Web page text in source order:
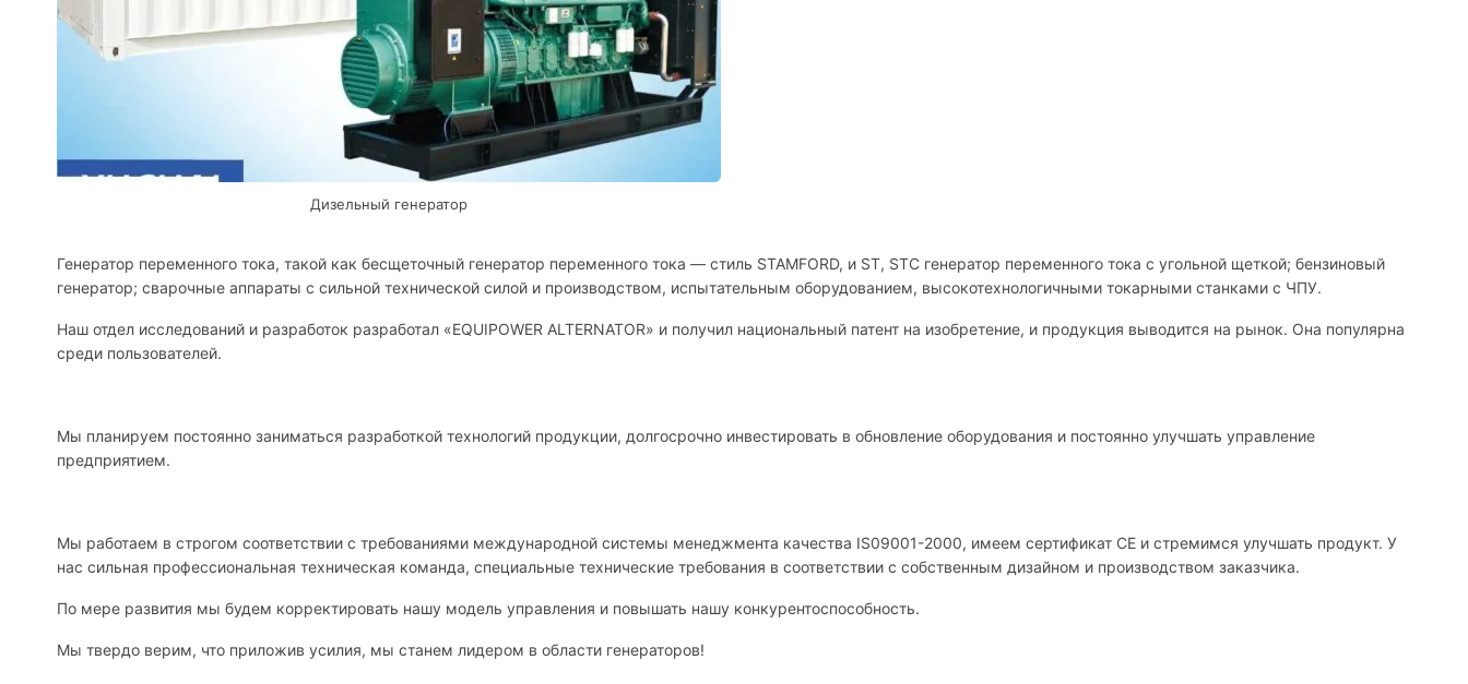
Дизельный генератор
Генератор переменного тока, такой как бесщеточный генератор переменного тока — стиль STAMFORD, и ST, STC генератор переменного тока с угольной щеткой; бензиновый
генератор; сварочные аппараты с сильной технической силой и производством, испытательным оборудованием, высокотехнологичными токарными станками с ЧПУ.
Наш отдел исследований и разработок разработал «EQUIPOWER ALTERNATOR» и получил национальный патент на изобретение, и продукция выводится на рынок. Она популярна
среди пользователей.
Мы планируем постоянно заниматься разработкой технологий продукции, долгосрочно инвестировать в обновление оборудования и постоянно улучшать управление
предприятием.
Мы работаем в строгом соответствии с требованиями международной системы менеджмента качества IS09001-2000, имеем сертификат CE и стремимся улучшать продукт. У
нас сильная профессиональная техническая команда, специальные технические требования в соответствии с собственным дизайном и производством заказчика.
По мере развития мы будем корректировать нашу модель управления и повышать нашу конкурентоспособность.
Мы твердо верим, что приложив усилия, мы станем лидером в области генераторов!